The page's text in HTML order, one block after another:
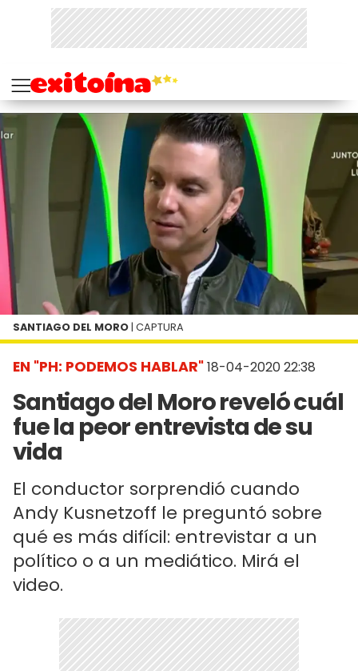
EN "PH: PODEMOS HABLAR"18-04-2020 22:38
Santiago del Moro reveló cuál
fue la peor entrevista de su
vida
El conductor sorprendió cuando
Andy Kusnetzoff le preguntó sobre
qué es más difícil: entrevistar a un
político o a un mediático. Mirá el
video.
SANTIAGO DEL MORO | CAPTURA